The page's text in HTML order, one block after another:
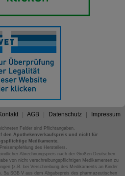
AGB Datenschutz Impressum
Felder sind Pflichtangaben.
den Apothekenverkaufspreis und nicht für
Medikamente.
des Herstellers.
Abrechnungspreis nach der Großen Deutschen
von nicht verschreibungspflichtigen Medikamenten zu
(z.B. bei Verschreibung des Medikaments an Kinder
5a SGB V aus dem Abgabepreis des pharmazeutischen